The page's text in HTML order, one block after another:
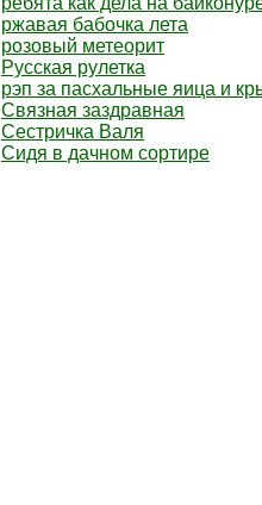
ржавая бабочка лета
розовый метеорит
Русская рулетка
рэп за пасхальные яица и
Связная заздравная
Сестричка Валя
Сидя в дачном сортире